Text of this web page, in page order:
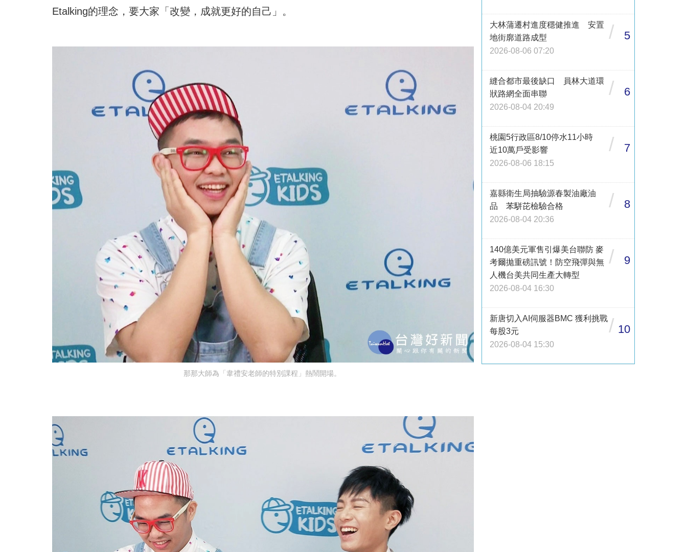
Etalking的理念，要大家「改變，成就更好的自己」。
那那大師為「韋禮安老師的特別課程」熱鬧開場。
大林蒲遷村進度穩健推進 安置
地街廓道路成型
2026-08-06 07:20
/ 5
縫合都市最後缺口 員林大道環
狀路網全面串聯
2026-08-04 20:49
/ 6
桃園5行政區8/10停水11小時
近10萬戶受影響
2026-08-06 18:15
/ 7
嘉縣衛生局抽驗源春製油廠油
品 苯駢芘檢驗合格
2026-08-04 20:36
/ 8
140億美元軍售引爆美台聯防 麥
考爾拋重磅訊號！防空飛彈與無
人機台美共同生產大轉型
2026-08-04 16:30
/ 9
新唐切入AI伺服器BMC 獲利挑戰
每股3元
2026-08-04 15:30
/ 10